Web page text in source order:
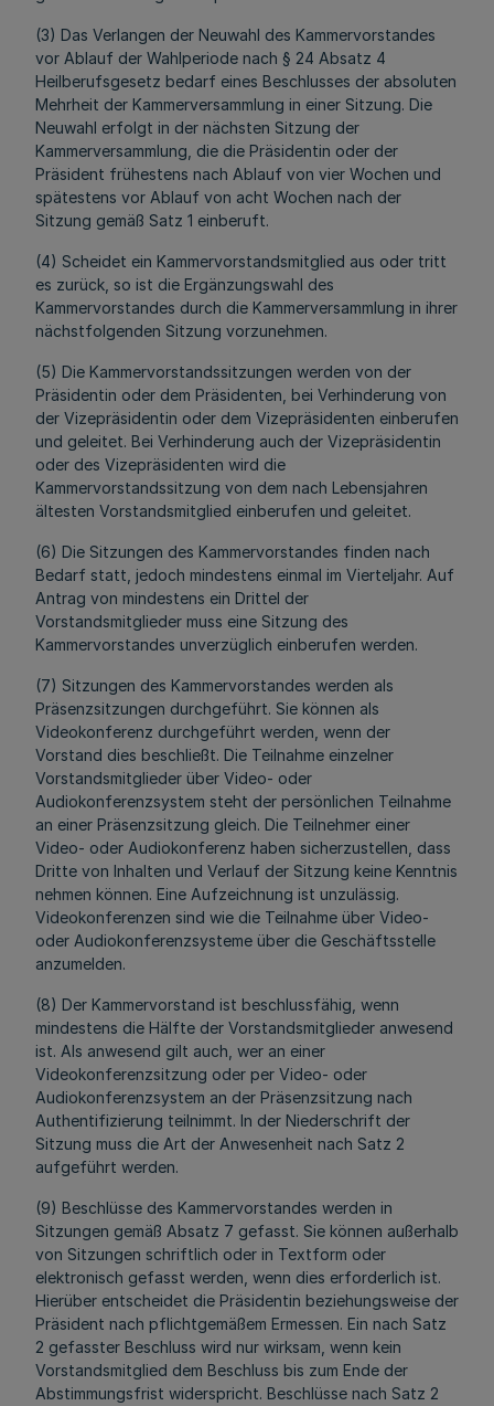
(3) Das Verlangen der Neuwahl des Kammervorstandes
vor Ablauf der Wahlperiode nach § 24 Absatz 4
Heilberufsgesetz bedarf eines Beschlusses der absoluten
Mehrheit der Kammerversammlung in einer Sitzung. Die
Neuwahl erfolgt in der nächsten Sitzung der
Kammerversammlung, die die Präsidentin oder der
Präsident frühestens nach Ablauf von vier Wochen und
spätestens vor Ablauf von acht Wochen nach der
Sitzung gemäß Satz 1 einberuft.
(4) Scheidet ein Kammervorstandsmitglied aus oder tritt
es zurück, so ist die Ergänzungswahl des
Kammervorstandes durch die Kammerversammlung in ihrer
nächstfolgenden Sitzung vorzunehmen.
(5) Die Kammervorstandssitzungen werden von der
Präsidentin oder dem Präsidenten, bei Verhinderung von
der Vizepräsidentin oder dem Vizepräsidenten einberufen
und geleitet. Bei Verhinderung auch der Vizepräsidentin
oder des Vizepräsidenten wird die
Kammervorstandssitzung von dem nach Lebensjahren
ältesten Vorstandsmitglied einberufen und geleitet.
(6) Die Sitzungen des Kammervorstandes finden nach
Bedarf statt, jedoch mindestens einmal im Vierteljahr. Auf
Antrag von mindestens ein Drittel der
Vorstandsmitglieder muss eine Sitzung des
Kammervorstandes unverzüglich einberufen werden.
(7) Sitzungen des Kammervorstandes werden als
Präsenzsitzungen durchgeführt. Sie können als
Videokonferenz durchgeführt werden, wenn der
Vorstand dies beschließt. Die Teilnahme einzelner
Vorstandsmitglieder über Video- oder
Audiokonferenzsystem steht der persönlichen Teilnahme
an einer Präsenzsitzung gleich. Die Teilnehmer einer
Video- oder Audiokonferenz haben sicherzustellen, dass
Dritte von Inhalten und Verlauf der Sitzung keine Kenntnis
nehmen können. Eine Aufzeichnung ist unzulässig.
Videokonferenzen sind wie die Teilnahme über Video-
oder Audiokonferenzsysteme über die Geschäftsstelle
anzumelden.
(8) Der Kammervorstand ist beschlussfähig, wenn
mindestens die Hälfte der Vorstandsmitglieder anwesend
ist. Als anwesend gilt auch, wer an einer
Videokonferenzsitzung oder per Video- oder
Audiokonferenzsystem an der Präsenzsitzung nach
Authentifizierung teilnimmt. In der Niederschrift der
Sitzung muss die Art der Anwesenheit nach Satz 2
aufgeführt werden.
(9) Beschlüsse des Kammervorstandes werden in
Sitzungen gemäß Absatz 7 gefasst. Sie können außerhalb
von Sitzungen schriftlich oder in Textform oder
elektronisch gefasst werden, wenn dies erforderlich ist.
Hierüber entscheidet die Präsidentin beziehungsweise der
Präsident nach pflichtgemäßem Ermessen. Ein nach Satz
2 gefasster Beschluss wird nur wirksam, wenn kein
Vorstandsmitglied dem Beschluss bis zum Ende der
Abstimmungsfrist widerspricht. Beschlüsse nach Satz 2